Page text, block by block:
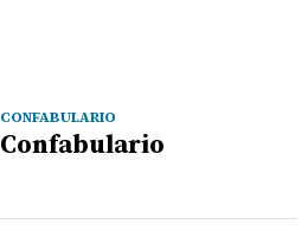
CONFABULARIO
Confabulario